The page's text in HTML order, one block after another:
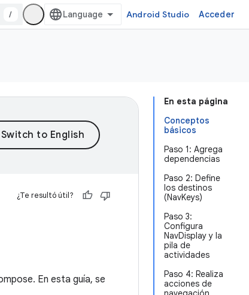
/ Android Studio Acceder
En esta página
Conceptos
básicos
Paso 1: Agrega
dependencias
Paso 2: Define
los destinos
(NavKeys)
Paso 3:
Configura
NavDisplay y la
pila de
actividades
Paso 4: Realiza
acciones de
¿Te resultó útil?
En esta guía, se